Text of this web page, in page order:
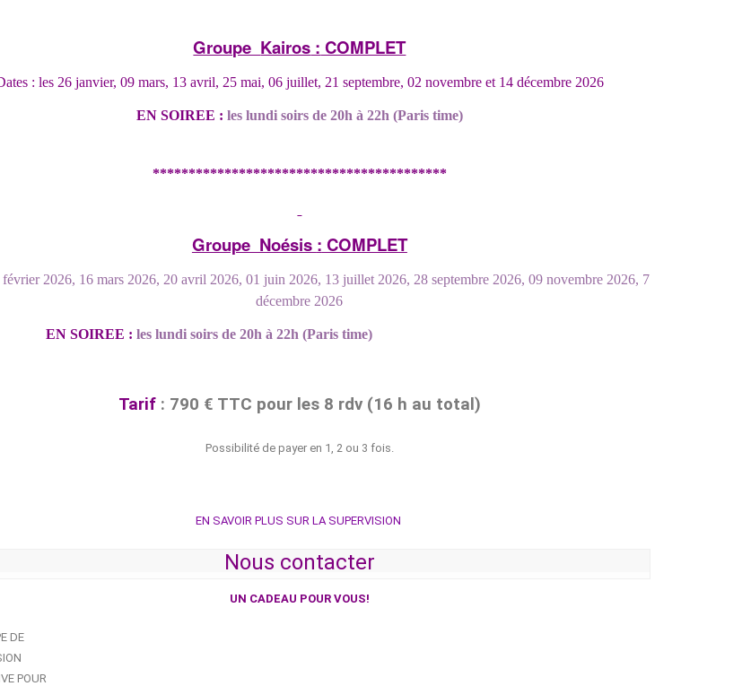
Groupe Kairos : COMPLET
: les 26 janvier, 09 mars, 13 avril, 25 mai, 06 juillet, 21 septembre, 02 novembre et 14 décembre 2026
EN SOIREE : les lundi soirs de 20h à 22h (Paris time)
*****************************************
Groupe Noésis : COMPLET
février 2026, 16 mars 2026, 20 avril 2026, 01 juin 2026, 13 juillet 2026, 28 septembre 2026, 09 novembre 2026, 7
décembre 2026
EN SOIREE : les lundi soirs de 20h à 22h (Paris time)
Tarif: 790 € TTC pour les 8 rdv (16 h au total)
Possibilité de payer en 1, 2 ou 3 fois.
EN SAVOIR PLUS SUR LA SUPERVISION
Nous contacter
UN CADEAU POUR VOUS!